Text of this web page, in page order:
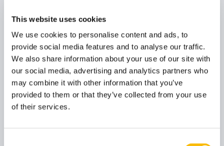
This website uses cookies
We use cookies to personalise content and ads, to
provide social media features and to analyse our traffic.
We also share information about your use of our site with
our social media, advertising and analytics partners who
may combine it with other information that you’ve
provided to them or that they’ve collected from your use
of their services.
7 september 2026
Taal:
Nederlands
Locatie:
Breukelen
Tijdens de collegereeks Management in de zorg leer
je op inspirerende en praktijkgerichte wijze van
experts over de uitdagingen die bestuurders en